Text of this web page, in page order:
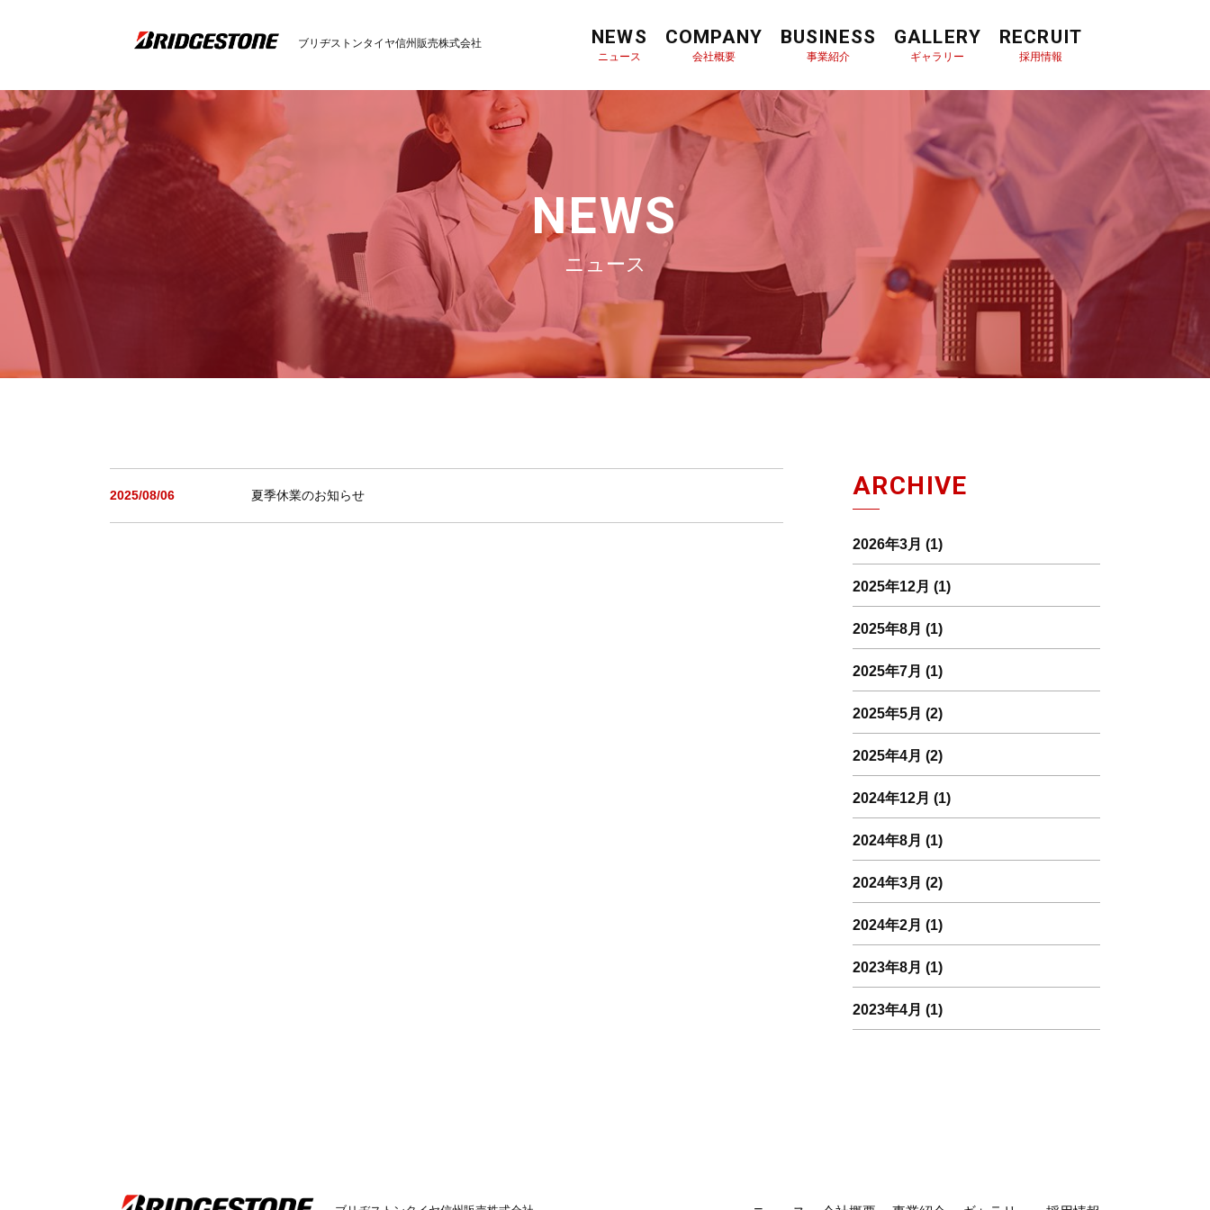
ブリヂストンタイヤ信州販売株式会社 NEWS
ニュース
COMPANY
会社概要
BUSINESS
事業紹介
GALLERY
ギャラリー
RECRUIT
採用情報
NEWS
ニュース
2025/08/06 夏季休業のお知らせ ARCHIVE
2026年3月 (1)
2025年12月 (1)
2025年8月 (1)
2025年7月 (1)
2025年5月 (2)
2025年4月 (2)
2024年12月 (1)
2024年8月 (1)
2024年3月 (2)
2024年2月 (1)
2023年8月 (1)
2023年4月 (1)